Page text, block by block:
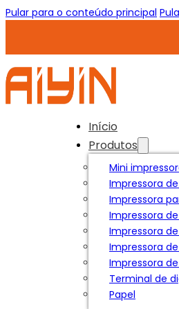
Pular para o conteúdo principal
Início
Produtos
Mini
Impressora
Impressora
Impressora
Impressora
Impressora
Impressora
Terminal de
Papel